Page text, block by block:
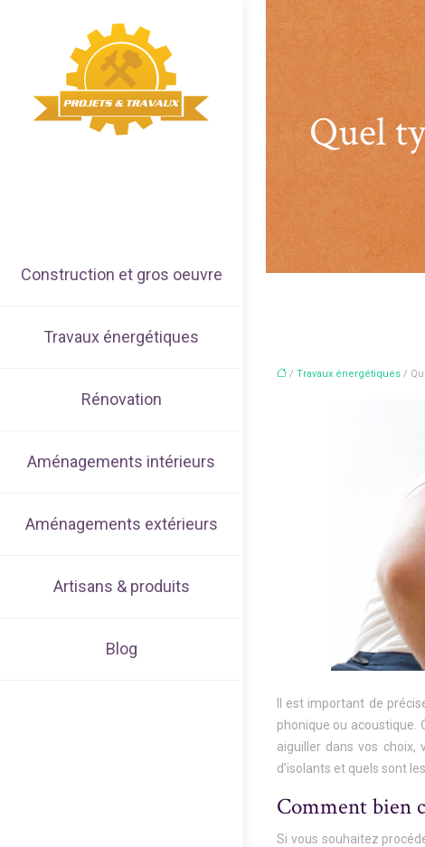
Construction et gros oeuvre
Travaux énergétiques
Rénovation
Aménagements intérieurs
Aménagements extérieurs
Artisans & produits
Blog
Quel
/ Travaux énergétiques/
Il est important de
phonique ou acoustique.
aiguiller dans vos
d’isolants et quels sont
Comment bien
Si vous souhaitez